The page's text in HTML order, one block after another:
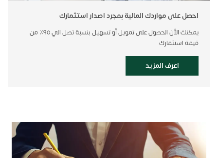
احصل على مواردك المالية بمجرد اصدار استثمارك
يمكنك الأن الحصول على تمويل أو تسهيل بنسبة تصل الي ٩٥٪ من
قيمة استثمارك
اعرف المزيد